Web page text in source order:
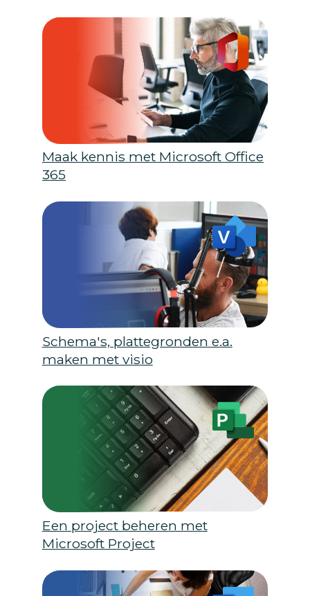
Maak kennis met Microsoft Office
365
Schema's, plattegronden e.a.
maken met visio
Een project beheren met
Microsoft Project